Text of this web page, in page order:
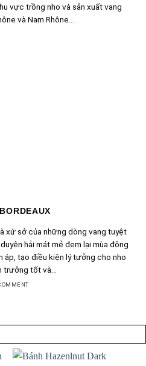
vực trồng nho và sản xuất vang
và Nam Rhône...
xứ sở của những dòng vang tuyệt
hải mát mẻ đem lại mùa đông
áp, tạo điều kiện lý tưởng cho nho
tốt và...